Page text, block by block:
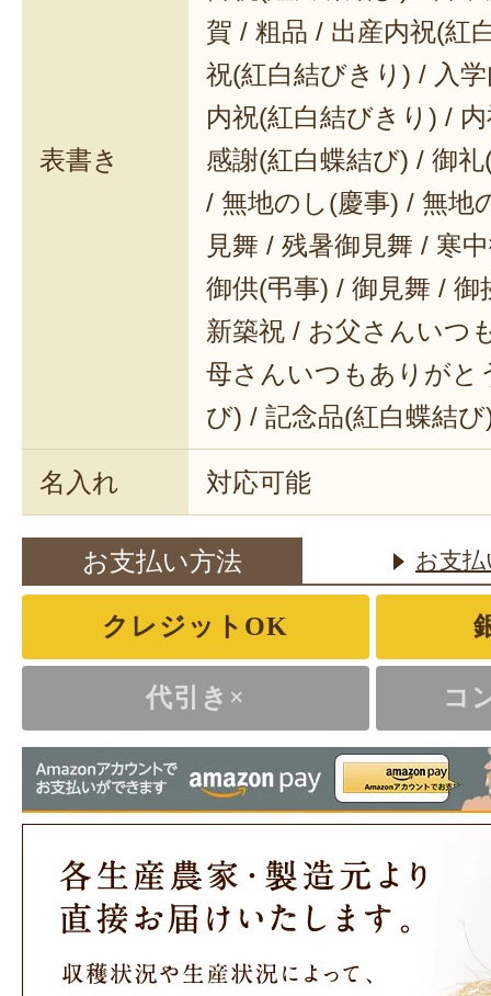
表書き
賀 / 粗品 / 出産内祝(紅
祝(紅白結びきり) / 入
内祝(紅白結びきり) /
感謝(紅白蝶結び) / 御
/ 無地のし(慶事) / 無地
見舞 / 残暑御見舞 / 寒
御供(弔事) / 御見舞 / 御
新築祝 / お父さんいつ
母さんいつもありがと
び) / 記念品(紅白蝶結び
名入れ 対応可能
お支払い方法 お支
クレジットOK
代引き× コ